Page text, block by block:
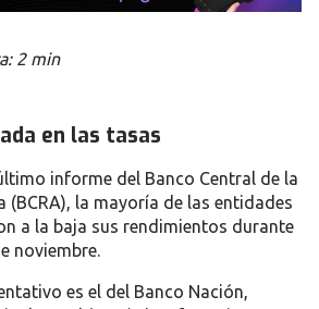
2 min
en las tasas
informe del Banco Central de la
(BCRA) , la mayoría de las entidades
a la baja sus rendimientos durante
noviembre.
es el del Banco Nación